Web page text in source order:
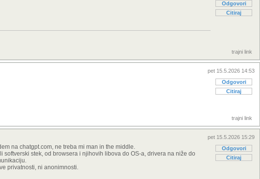
Odgovori
Citiraj
trajni link
pet 15.5.2026 14:53
Odgovori
Citiraj
trajni link
pet 15.5.2026 15:29
Odgovori
Citiraj
na chatgpt.com, ne treba mi man in the middle.
stek, od browsera i njihovih libova do OS-a, drivera na niže do
privatnosti, ni anonimnosti.